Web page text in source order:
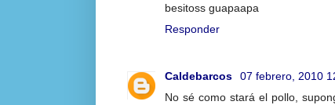
besitoss guapaapa
Responder
Caldebarcos
07 febrero, 2010
No sé como stará el pollo,